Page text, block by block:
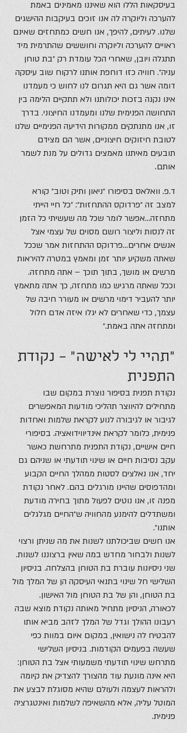
בעיסקאות הללו הוא שאיננו מאמינים באמת
להערכה וליוקרה לה אנו זוכים בעיקבות ההישגים
שלנו. לעיתים, להיפך, אנו חשים כמתחזים שאינם
ראויים להערכה וליוקרה וחוששים שהתרמית מיד
תתגלה ויובן, שאחרי הכל עומדת רק ״בת טוחן
עניה״. חוויה כזו דוחפת אותנו לרקוח שוב עיסקה
דומה אשר גם היא תגרום לנו לחוש כי מעמדנו
אינו נקנה בזכות יכולותנו ולא תתקיים הלימה בין
התחושה הפנימית שלנו ומעמדנו החיצוני. בדרך
זו, אנו מתנתקים ממקורות הידיעה הפנימיים שלנו
לטובת חיזוקים חיצוניים, אשר הם מצידם
תובעים מאיתנו מאמצים גדולים על מנת לשמר
אותם.
ד.פ. וואלאס בסיפורו ״ניאון ותיק וטוב״ קורא
למצב זה ״פרדוקס ההתחזות״: ״כל חיי הייתי
מתחזה…אפשר לומר שכל מה שעשיתי כל הזמן
זה לנסות וליצור רושם מסוים של עצמי אצל
אנשים אחרים…פרדוקס ההתחזות אמר שככל
שאתה משקיע יותר זמן ומאמץ במטרה להיראות
מרשים או מושך, בתוך תוכך – אתה מתחזה.
וככל שאתה מרגיש כמו מתחזה, כך אתה מתאמץ
יותר להעביר דימוי מרשים או מעורר חיבה של
עצמך, כדי שאחרים לא יגלו איזה אדם חלול
ומתחזה אתה באמת.״
״תהיי לי לאישה״ – נקודת
התפנית
נקודת תפנית בסיפור נוצרת במקום שבו
מתחילים להיווצר תהליכי מודעות המאפשרים
לגיבור או לגיבורה לנוע לקראת שלמות ואחדות
פנימית, כלומר לקראת אינדיווידואציה. בסיפורי
חיים אישיים, נקודת התפנית מתרחשת כאשר
עקב נסיבות חיים או שינוי תודעתי או שניהם גם
יחד, אנו נאלצים לסטות ממהלך החיים הקבוע
ומהדפוסים שהיינו מורגלים בהם. לאחר נקודת
מפנה זו, אנו נוטים לפעול מתוך בחירה מודעת
ומשתדלים להימנע מהחוויה ש״החיים מגלגלים
אותנו״.
אנו חשים שביכולתנו לשנות את מה שניתן ורצוי
לשנות ולבחור מחדש במה שאין ברצוננו לשנות.
שני ניסיונות עוברת בת הטוחן בהצלחה. בניסיון
השלישי חל שינוי בתנאי העיסקה הן של המלך מול
בת הטוחן, והן של בת הטוחן מול האישון.
לכאורה, הניסיון מתחיל מאותה נקודת מוצא שבה
רעבונו ההולך וגדל של המלך לזהב מביא אותו
להבטיח לה נישואין, במקום איום במוות כפי
שעשה בפעמים הקודמות. בניסיון השלישי
מתרחש שינוי תודעתי משמעותי אצל בת הטוחן:
היא אינה מונעת עוד מהצורך להצדיק את קיומה
ולהראות לעצמה ולעולם שהיא מסוגלת לבצע את
המוטל עליה, אלא מהשאיפה לשלמות ואינטגרציה
פנימית.